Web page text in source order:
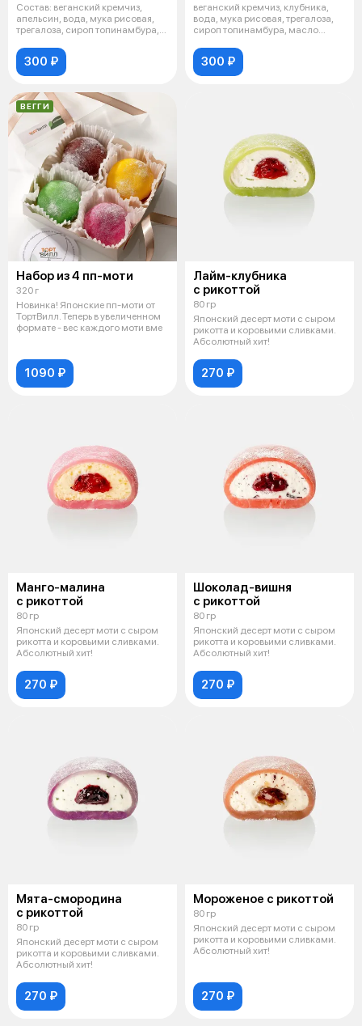
Состав: веганский кремчиз,
апельсин, вода, мука рисовая,
трегалоза, сироп топинамбура,
300 ₽
веганский кремчиз, клубника,
вода, мука рисовая, трегалоза,
сироп топинамбура, масло
300 ₽
ВЕГГИ
Набор из 4 пп-моти
320 г
Новинка! Японские пп-моти от
ТортВилл. Теперь в увеличенном
формате - вес каждого моти вме
1090 ₽
Лайм-клубника
с рикоттой
80 гр
Японский десерт моти с сыром
рикотта и коровьими сливками.
Абсолютный хит!
270 ₽
Манго-малина
с рикоттой
80 гр
Японский десерт моти с сыром
рикотта и коровьими сливками.
Абсолютный хит!
270 ₽
Шоколад-вишня
с рикоттой
80 гр
Японский десерт моти с сыром
рикотта и коровьими сливками.
Абсолютный хит!
270 ₽
Мята-смородина
с рикоттой
80 гр
Японский десерт моти с сыром
рикотта и коровьими сливками.
Абсолютный хит!
270 ₽
Мороженое с рикоттой
80 гр
Японский десерт моти с сыром
рикотта и коровьими сливками.
Абсолютный хит!
270 ₽